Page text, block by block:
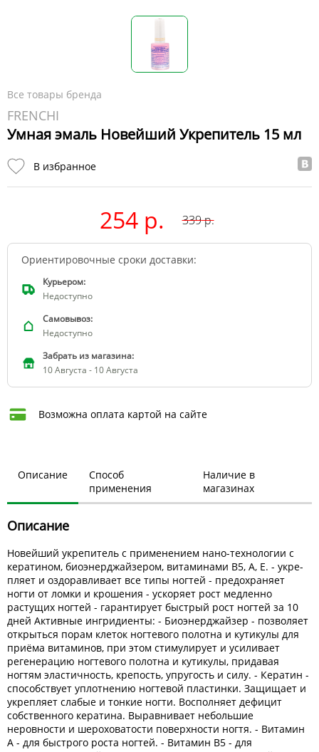
Все товары бренда
FRENCHI
Умная эмаль Новейший Укрепитель 15 мл
В избранное
254 р. 339р.
Ориентировочные сроки доставки:
Курьером:
Недоступно
Самовывоз:
Недоступно
Забрать из магазина:
10 Августа - 10 Августа
Возможна оплата картой на сайте
Описание
Способ
применения
Наличие в
магазинах
Описание
Новейший укрепитель с применением нано-технологии с
кера­тином, биоэнерджайзером, витаминами В5, А, Е. - укре­
пляет и оздоравливает все типы ногтей - пре­дохраняет
ногти от ломки и крошения - уско­ряет рост медленно
растущих ногтей - гаранти­рует быстрый рост ногтей за 10
дней Активные ингри­диенты: - Биоэнерджайзер - позволяет
открыться порам кле­ток ногтевого полотна и кутикулы для
приёма витами­нов, при этом стимулирует и усиливает
регенерацию ногте­вого полотна и кутикулы, придавая
ногтям эластично­сть, крепость, упругость и силу. - Кератин -
спо­собствует уплотнению ногтевой пластинки. Защищает и
укре­пляет слабые и тонкие ногти. Восполняет дефицит
собстве­нного кератина. Выравнивает небольшие
неровности и шеро­ховатости поверхности ногтя. - Витамин
А - для быстро­го роста ногтей. - Витамин B5 - для